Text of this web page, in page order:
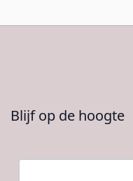
Blijf op de hoogte